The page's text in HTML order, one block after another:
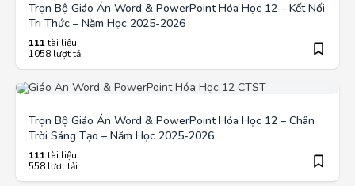
Trọn Bộ Giáo Án Word & PowerPoint Hóa Học 12 – Kết Nối
Tri Thức – Năm Học 2025-2026
111tài liệu
1058 lượt tải
Trọn Bộ Giáo Án Word & PowerPoint Hóa Học 12 – Chân
Trời Sáng Tạo – Năm Học 2025-2026
111tài liệu
558 lượt tải